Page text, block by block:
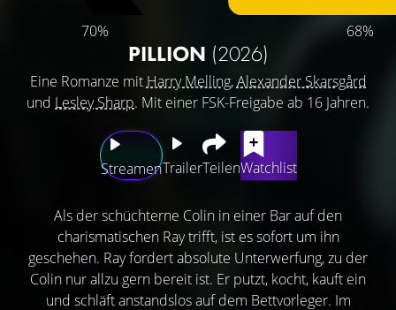
70% 68%
PILLION (2026)
Eine Romanze mit Harry Melling,Alexander Skarsgård
und Lesley Sharp. Mit einer FSK-Freigabe ab 16 Jahren.
StreamenTrailerTeilenWatchlist
Als der schüchterne Colin in einer Bar auf den
charismatischen Ray trifft, ist es sofort um ihn
geschehen. Ray fordert absolute Unterwerfung, zu der
Colin nur allzu gern bereit ist. Er putzt, kocht, kauft ein
und schläft anstandslos auf dem Bettvorleger. Im